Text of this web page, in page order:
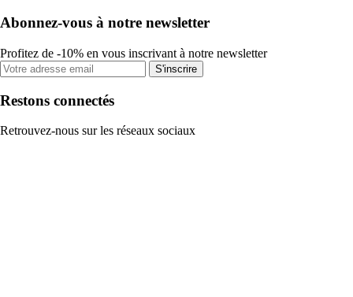
Abonnez-vous à notre newsletter
Profitez de -10% en vous inscrivant à notre newsletter
S'inscrire
Restons connectés
Retrouvez-nous sur les réseaux sociaux